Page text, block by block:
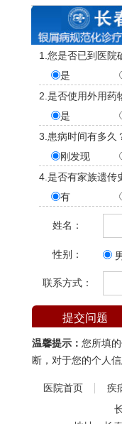
1.您是否已到医院
是
2.是否使用外用药
是
3.患病时间有多久
刚发现
4.是否有家族遗传
有
姓名：
性别：
联系方式：
温馨提示： 您所填
断，对于您的个人
医院首页 疾